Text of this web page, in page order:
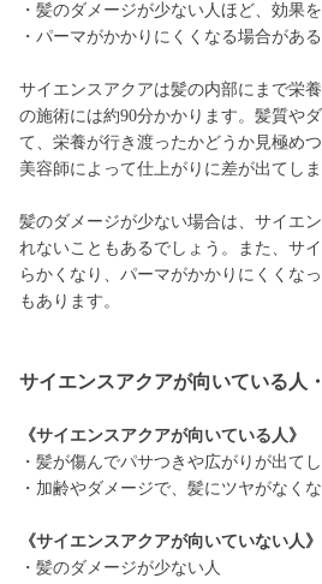
・髪のダメージが少ない人ほど、効果
・パーマがかかりにくくなる場合がある
サイエンスアクアは髪の内部にまで栄
の施術には約90分かかります。髪質や
て、栄養が行き渡ったかどうか見極め
美容師によって仕上がりに差が出てしま
髪のダメージが少ない場合は、サイエ
れないこともあるでしょう。また、サ
らかくなり、パーマがかかりにくくな
もあります。
サイエンスアクアが向いている人
《サイエンスアクアが向いている人》
・髪が傷んでパサつきや広がりが出て
・加齢やダメージで、髪にツヤがなく
《サイエンスアクアが向いていない人》
・髪のダメージが少ない人